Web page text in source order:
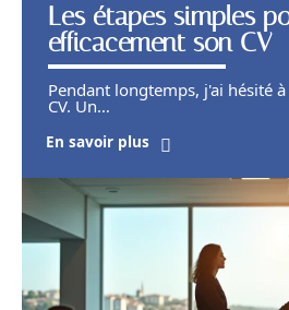
Les étapes simples
efficacement son CV
Pendant longtemps, j'ai hésité
CV. Un…
En savoir plus